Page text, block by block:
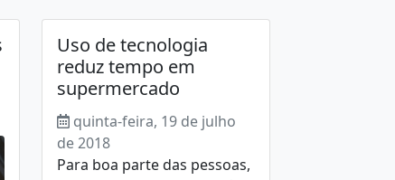
Uso de tecnologia
reduz tempo em
supermercado
quinta-feira, 19 de julho
de 2018
Para boa parte das pessoas,